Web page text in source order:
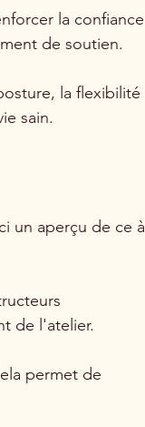
la confiance
de soutien.
la flexibilité
sain.
un aperçu de ce à
de l'atelier.
permet de